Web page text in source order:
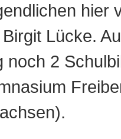
hier
Birgit Lücke.
noch 2